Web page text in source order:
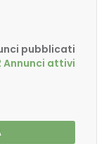
pubblicati
Annunci attivi